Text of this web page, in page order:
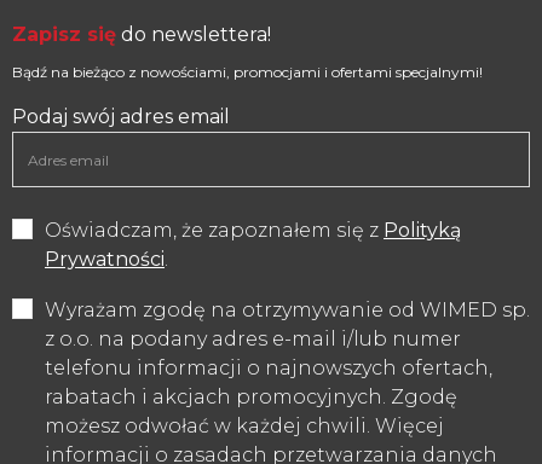
Zapisz się do newslettera!
Bądź na bieżąco z nowościami, promocjami i ofertami specjalnymi!
Podaj swój adres email
Oświadczam, że zapoznałem się z Polityką
Prywatności.
Wyrażam zgodę na otrzymywanie od WIMED sp.
z o.o. na podany adres e-mail i/lub numer
telefonu informacji o najnowszych ofertach,
rabatach i akcjach promocyjnych. Zgodę
możesz odwołać w każdej chwili. Więcej
informacji o zasadach przetwarzania danych